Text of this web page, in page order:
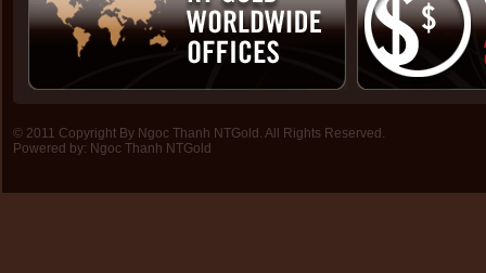
© 2011 Copyright By Ngoc Thanh NTGold. All Rights Reserved.
Powered by: Ngoc Thanh NTGold